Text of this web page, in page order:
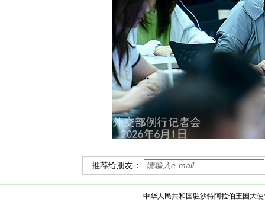
推荐给朋友：
中华人民共和国驻沙特阿拉伯王国大使